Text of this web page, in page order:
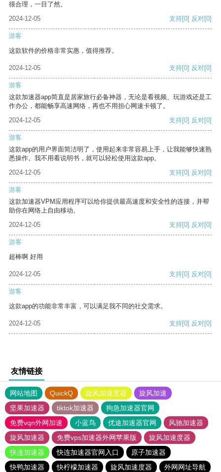
很合理，一目了然。
2024-12-05
支持[0] 反对[0]
游客
这款软件的价格非常实惠，值得推荐。
2024-12-05 支持[0] 反对[0]
游客
这款加速器app简直是居家旅行必备神器，无论是看视频、玩游戏还是工
作办公，都能畅享高速网络，再也不用担心网速卡顿了。
2024-12-05
支持[0] 反对[0]
游客
这款app的用户界面简洁明了，使用起来非常容易上手，让我能够快速熟
悉操作。我不用看说明书，就可以轻松使用这款app。
2024-12-05
支持[0] 反对[0]
游客
这款加速器VPM应用程序可以给你提供最高速度和安全性的连接，并帮
助你在网络上自由移动。
2024-12-05
支持[0] 反对[0]
游客
超棒啊 好用
2024-12-05 支持[0] 反对[0]
游客
这款app的功能非常丰富，可以满足我不同的社交需求。
2024-12-05 支持[0] 反对[0]
友情链接
网站地图 QuickQ 旋风加速度器
旋风加速
坚果加速器
tiktok加速器
狗急加速器官网
免费vqn外网加速
小蓝鸟 优途加速器官网
风驰加速器
旋风加速器
免费vps加速器外网苹果版
旋风加速度器
快连加速器
快连加速器官网入口
原子加速器
快鸭加速器
快柠檬加速器 旋风加速度器
外网网址导航